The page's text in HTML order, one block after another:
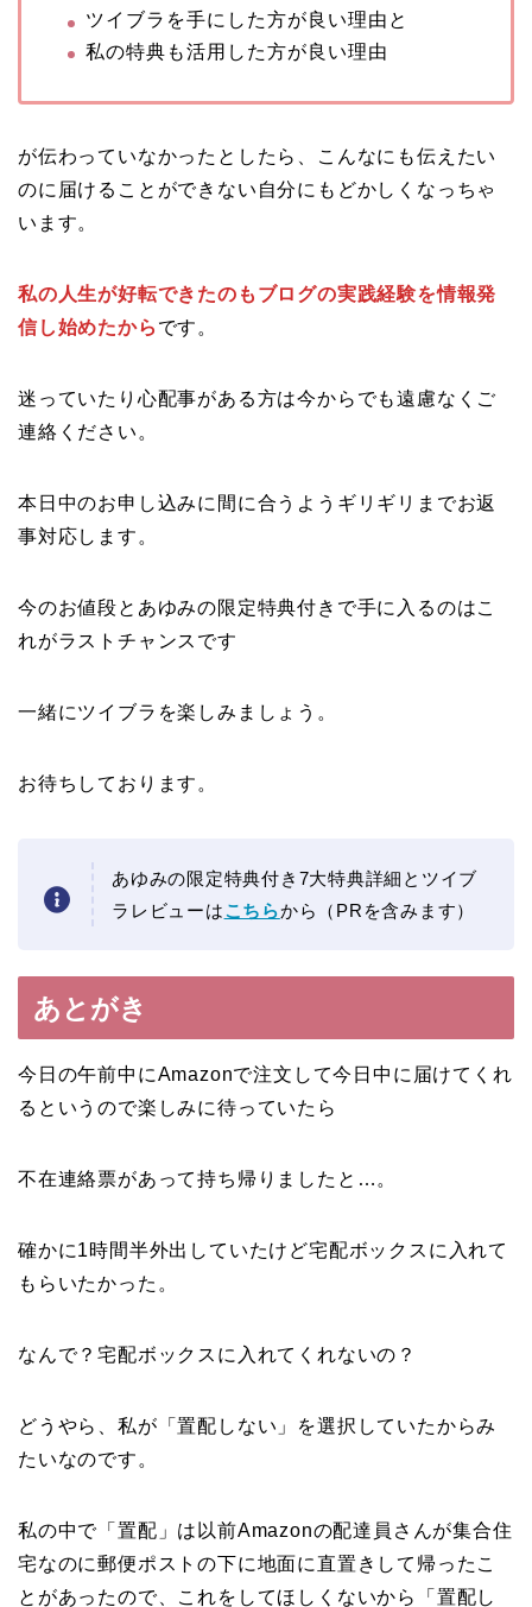
ツイブラを手にした方が良い理由と
私の特典も活用した方が良い理由
が伝わっていなかったとしたら、こんなにも伝えたい
のに届けることができない自分にもどかしくなっちゃ
います。
私の人生が好転できたのもブログの実践経験を情報発
信し始めたから です。
迷っていたり心配事がある方は今からでも遠慮なくご
連絡ください。
本日中のお申し込みに間に合うようギリギリまでお返
事対応します。
今のお値段とあゆみの限定特典付きで手に入るのはこ
れがラストチャンスです
一緒にツイブラを楽しみましょう。
お待ちしております。
あゆみの限定特典付き7大特典詳細とツイブ
ラレビューはこちらから（PRを含みます）
あとがき
今日の午前中にAmazonで注文して今日中に届けてくれ
るというので楽しみに待っていたら
不在連絡票があって持ち帰りましたと…。
確かに1時間半外出していたけど宅配ボックスに入れて
もらいたかった。
なんで？宅配ボックスに入れてくれないの？
どうやら、私が「置配しない」を選択していたからみ
たいなのです。
私の中で「置配」は以前Amazonの配達員さんが集合住
宅なのに郵便ポストの下に地面に直置きして帰ったこ
とがあったので、これをしてほしくないから「置配し